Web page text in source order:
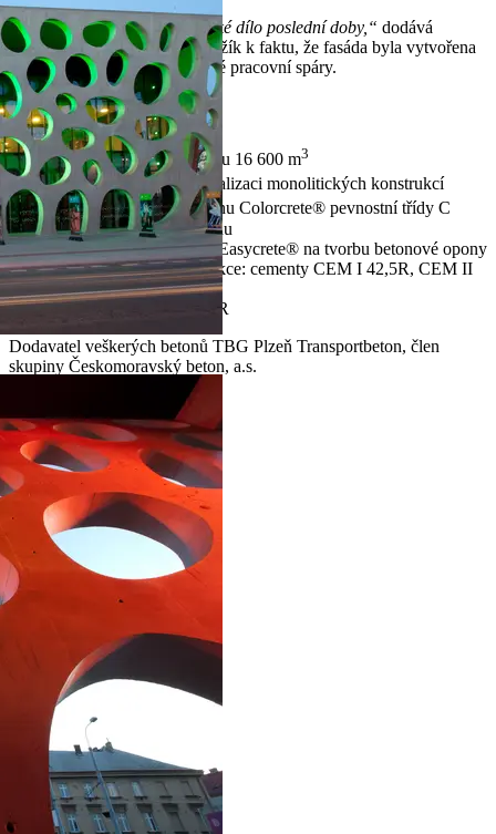
„Jde určitě o největší sochařské dílo poslední doby,“ dodává
architekt budovy Vladimír Křižík k faktu, že fasáda byla vytvořena
kontinuální betonáží bez jediné pracovní spáry.
Náš přínos k této stavbě
Veškeré betony v objemu 16 600 m3
16 000 m3 betonu na realizaci monolitických konstrukcí
600 m
3barevného betonu Colorcrete® pevnostní třídy C
30/37 na červenou fasádu
Samozhutnitelný beton Easycrete® na tvorbu betonové opony
Na monolitické konstrukce: cementy CEM I 42,5R, CEM II
/B-S 32,5R
Na fasádu: CEM I 42,5R
Dodavatel veškerých betonů TBG Plzeň Transportbeton, člen
skupiny Českomoravský beton, a.s.